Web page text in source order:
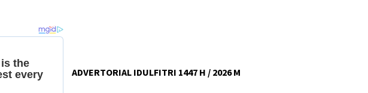
ADVERTORIAL IDULFITRI 1447 H / 2026 M